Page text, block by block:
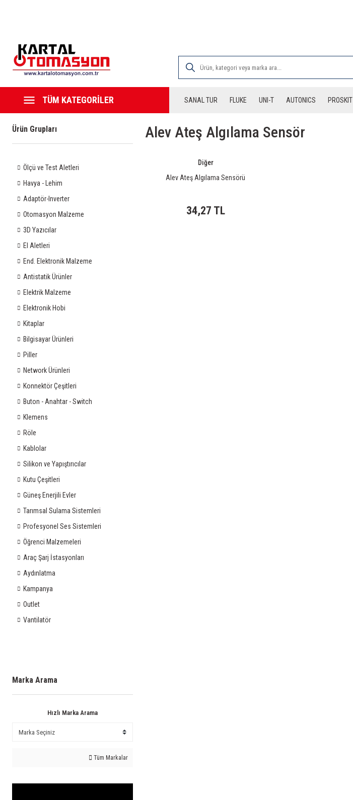
TÜM KATEGORİLER SANAL TUR FLUKE UNI-T AUTONICS PROSKIT
Ürün Grupları
Ölçü ve Test Aletleri
Havya - Lehim
Adaptör-Inverter
Otomasyon Malzeme
3D Yazıcılar
El Aletleri
End. Elektronik Malzeme
Antistatik Ürünler
Elektrik Malzeme
Elektronik Hobi
Kitaplar
Bilgisayar Ürünleri
Piller
Network Ürünleri
Konnektör Çeşitleri
Buton - Anahtar - Switch
Klemens
Röle
Kablolar
Silikon ve Yapıştırıcılar
Kutu Çeşitleri
Güneş Enerjili Evler
Tarımsal Sulama Sistemleri
Profesyonel Ses Sistemleri
Öğrenci Malzemeleri
Araç Şarj İstasyonları
Aydınlatma
Kampanya
Outlet
Vantilatör
Marka Arama
Hızlı Marka Arama
Tüm Markalar
Alev Ateş Algılama Sensör
Diğer
Alev Ateş Algılama Sensörü
34,27 TL